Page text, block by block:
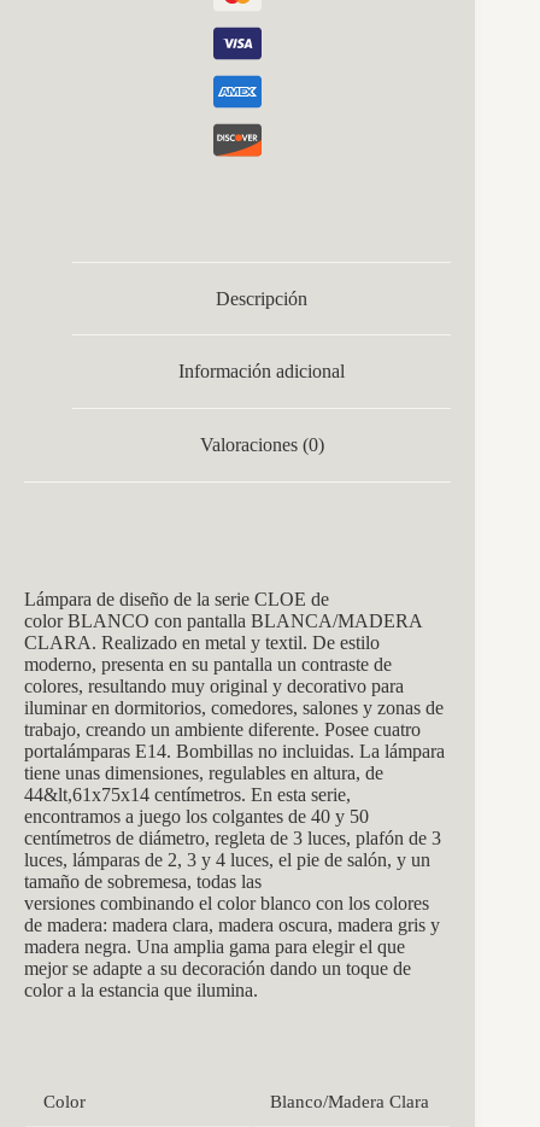
Descripción
Información adicional
Valoraciones (0)
Lámpara de diseño de la serie CLOE de
color BLANCO con pantalla BLANCA/MADERA
CLARA. Realizado en metal y textil. De estilo
moderno, presenta en su pantalla un contraste de
colores, resultando muy original y decorativo para
iluminar en dormitorios, comedores, salones y zonas de
trabajo, creando un ambiente diferente. Posee cuatro
portalámparas E14. Bombillas no incluidas. La lámpara
tiene unas dimensiones, regulables en altura, de
44&lt,61x75x14 centímetros. En esta serie,
encontramos a juego los colgantes de 40 y 50
centímetros de diámetro, regleta de 3 luces, plafón de 3
luces, lámparas de 2, 3 y 4 luces, el pie de salón, y un
tamaño de sobremesa, todas las
versiones combinando el color blanco con los colores
de madera: madera clara, madera oscura, madera gris y
madera negra. Una amplia gama para elegir el que
mejor se adapte a su decoración dando un toque de
color a la estancia que ilumina.
Color Blanco/Madera Clara